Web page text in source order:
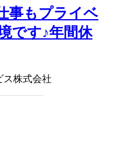
事もプライベ
です♪年間休
ス株式会社